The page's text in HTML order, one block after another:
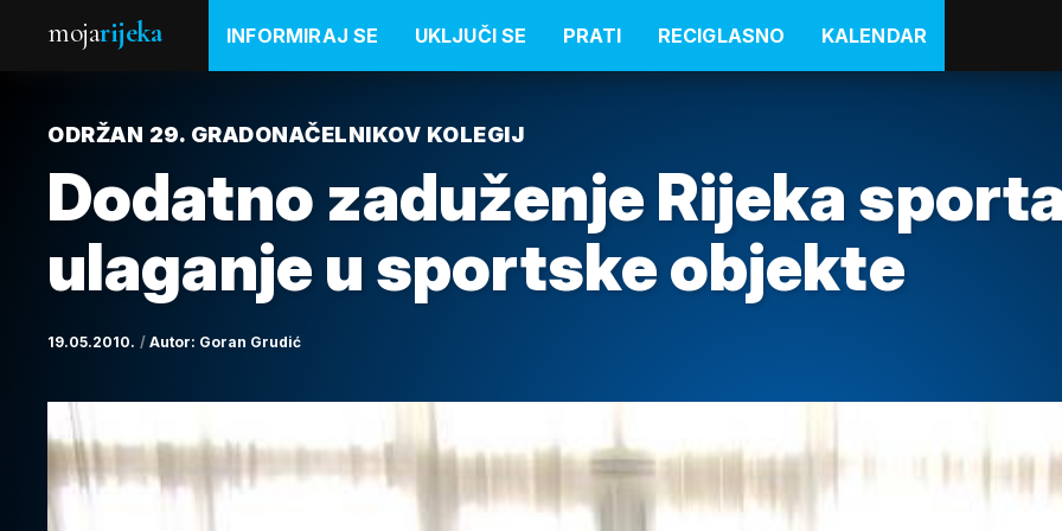
mojarijeka INFORMIRAJ SE UKLJUČI SE PRATI RECIGLASNO KALENDAR
ODRŽAN 29. GRADONAČELNIKOV KOLEGIJ
Dodatno zaduženje Rijeka
ulaganje u sportske objekte
19.05.2010. Autor: Goran Grudić